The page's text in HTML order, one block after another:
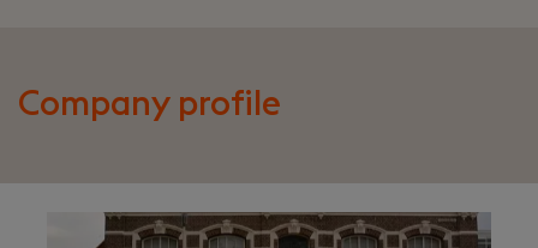
Company profile